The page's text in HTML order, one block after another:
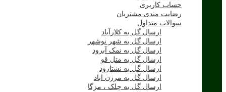
حساب کاربری
رضایت مندی مشتریان
سوالات متداول
ارسال گل به کلارآباد
ارسال گل به شهر نوشهر
ارسال گل به نمک آبرود
ارسال گل به متل قو
ارسال گل به نشتارود
ارسال گل به مرزن اباد
ارسال گل به چلک ، مزگا